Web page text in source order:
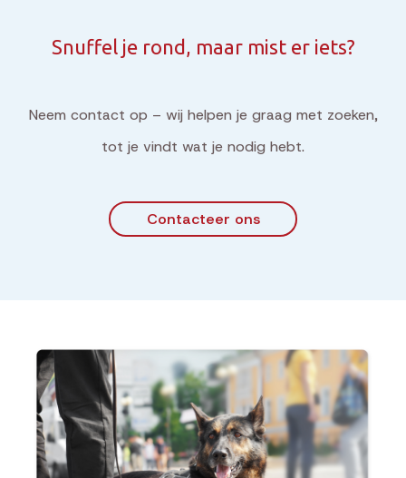
Snuffel je rond, maar mist er iets?
Neem contact op – wij helpen je graag met zoeken,
tot je vindt wat je nodig hebt.
Contacteer ons